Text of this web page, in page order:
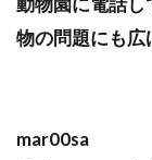
物の問題にも広
mar00sa